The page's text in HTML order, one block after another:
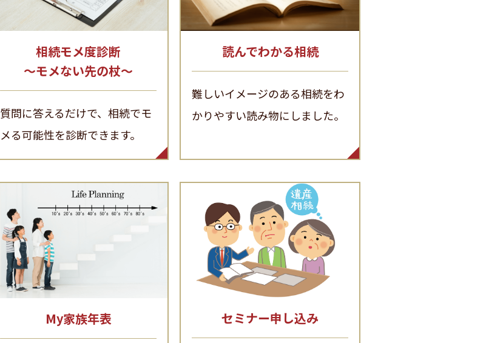
相続モメ度診断
～モメない先の杖～
質問に答えるだけで、相続でモ
メる可能性を診断できます。
読んでわかる相続
難しいイメージのある相続をわ
かりやすい読み物にしました。
My家族年表 セミナー申し込み